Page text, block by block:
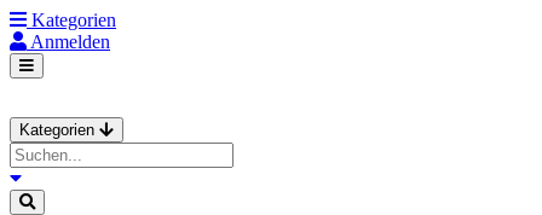
Kategorien
Anmelden
Kategorien